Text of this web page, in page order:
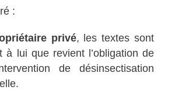
:
privé, les textes sont
à lui que revient l’obligation de
de désinsectisation